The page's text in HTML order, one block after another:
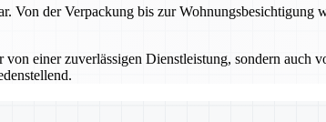
Von der Verpackung bis zur
einer zuverlässigen Dienstleistung, sondern auch